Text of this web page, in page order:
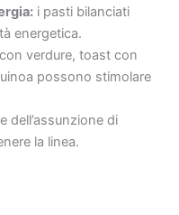
i pasti bilanciati
energetica.
verdure, toast con
possono stimolare
dell’assunzione di
la linea.